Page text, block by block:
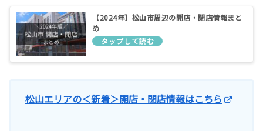
【2024年】松山市周辺の開店・閉店情報まと
め
松山エリアの＜新着＞開店・閉店情報はこちら